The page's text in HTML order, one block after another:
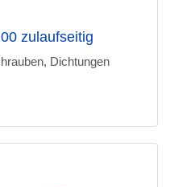
zulaufseitig
Dichtungen